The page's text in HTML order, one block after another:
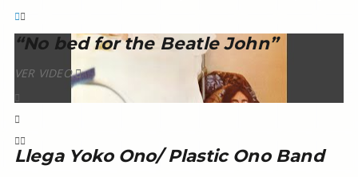
“No bed for the Beatle John”
VER VIDEO
Llega Yoko Ono/ Plastic Ono Band